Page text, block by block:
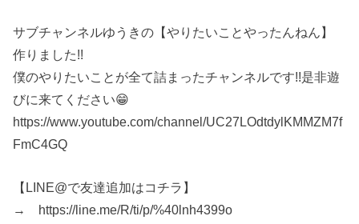
サブチャンネルゆうきの【やりたいことやったんねん】
作りました!!
僕のやりたいことが全て詰まったチャンネルです!!是非遊
びに来てください😁
https://www.youtube.com/channel/UC27LOdtdylKMMZM7f
FmC4GQ
【LINE@で友達追加はコチラ】
→ https://line.me/R/ti/p/%40lnh4399o